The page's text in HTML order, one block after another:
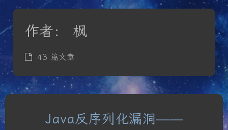
作者： 枫
43 篇文章
Java反序列化漏洞——